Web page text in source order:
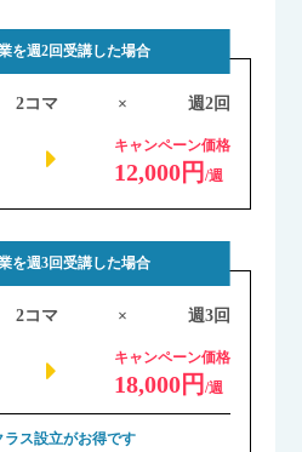
を週2回受講した場合
2コマ × 週2回
キャンペーン価格
12,000円 /週
を週3回受講した場合
2コマ × 週3回
キャンペーン価格
18,000円 /週
ス設立がお得です